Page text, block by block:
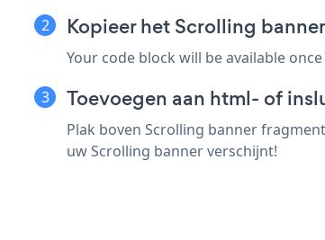
Kopieer het Scrolling
Your code block will be available
Toevoegen aan html- of
Plak boven Scrolling banner
uw Scrolling banner verschijnt!